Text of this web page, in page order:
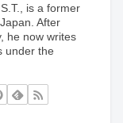
is a former
After
he now writes
under the